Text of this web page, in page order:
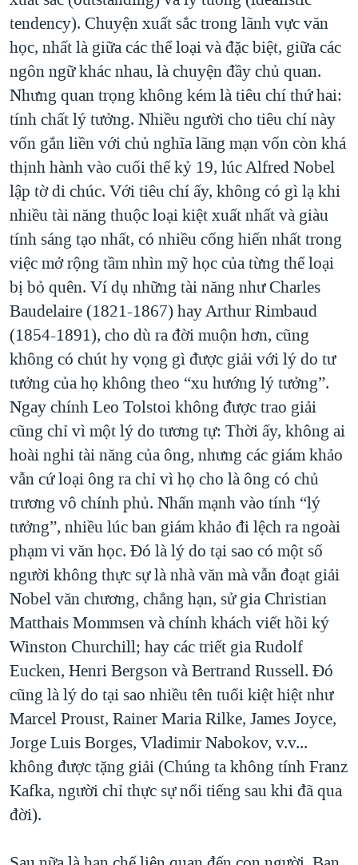
tendency). Chuyện xuất sắc trong lãnh vực văn
học, nhất là giữa các thể loại và đặc biệt, giữa các
ngôn ngữ khác nhau, là chuyện đầy chủ quan.
Nhưng quan trọng không kém là tiêu chí thứ hai:
tính chất lý tưởng. Nhiều người cho tiêu chí này
vốn gắn liền với chủ nghĩa lãng mạn vốn còn khá
thịnh hành vào cuối thế kỷ 19, lúc Alfred Nobel
lập tờ di chúc. Với tiêu chí ấy, không có gì lạ khi
nhiều tài năng thuộc loại kiệt xuất nhất và giàu
tính sáng tạo nhất, có nhiều cống hiến nhất trong
việc mở rộng tầm nhìn mỹ học của từng thể loại
bị bỏ quên. Ví dụ những tài năng như Charles
Baudelaire (1821-1867) hay Arthur Rimbaud
(1854-1891), cho dù ra đời muộn hơn, cũng
không có chút hy vọng gì được giải với lý do tư
tưởng của họ không theo “xu hướng lý tưởng”.
Ngay chính Leo Tolstoi không được trao giải
cũng chỉ vì một lý do tương tự: Thời ấy, không ai
hoài nghi tài năng của ông, nhưng các giám khảo
vẫn cứ loại ông ra chỉ vì họ cho là ông có chủ
trương vô chính phủ. Nhấn mạnh vào tính “lý
tưởng”, nhiều lúc ban giám khảo đi lệch ra ngoài
phạm vi văn học. Đó là lý do tại sao có một số
người không thực sự là nhà văn mà vẫn đoạt giải
Nobel văn chương, chẳng hạn, sử gia Christian
Matthais Mommsen và chính khách viết hồi ký
Winston Churchill; hay các triết gia Rudolf
Eucken, Henri Bergson và Bertrand Russell. Đó
cũng là lý do tại sao nhiều tên tuổi kiệt hiệt như
Marcel Proust, Rainer Maria Rilke, James Joyce,
Jorge Luis Borges, Vladimir Nabokov, v.v...
không được tặng giải (Chúng ta không tính Franz
Kafka, người chỉ thực sự nổi tiếng sau khi đã qua
đời).